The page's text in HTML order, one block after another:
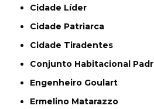
Cidade Líder
Cidade Patriarca
Cidade Tiradentes
Conjunto Habitacional
Engenheiro Goulart
Ermelino Matarazzo